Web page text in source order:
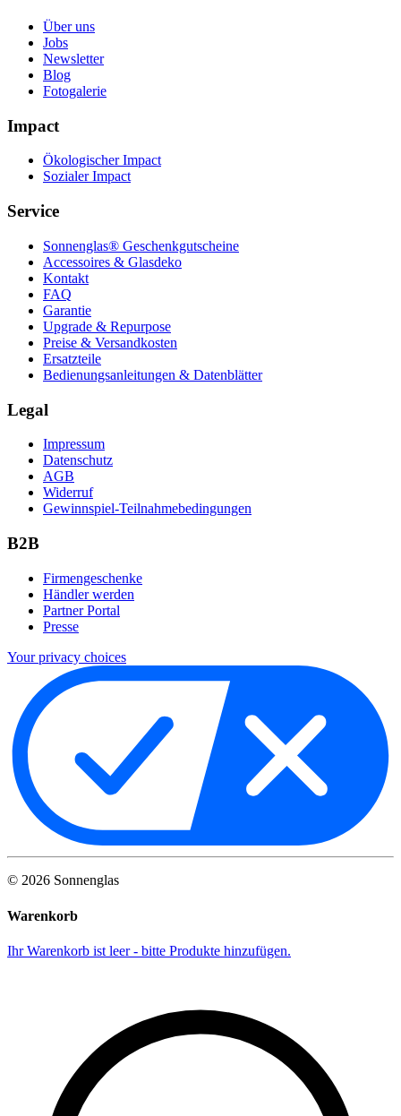
Über uns
Jobs
Newsletter
Blog
Fotogalerie
Impact
Ökologischer Impact
Sozialer Impact
Service
Sonnenglas® Geschenkgutscheine
Accessoires & Glasdeko
Kontakt
FAQ
Garantie
Upgrade & Repurpose
Preise & Versandkosten
Ersatzteile
Bedienungsanleitungen & Datenblätter
Legal
Impressum
Datenschutz
AGB
Widerruf
Gewinnspiel-Teilnahmebedingungen
B2B
Firmengeschenke
Händler werden
Partner Portal
Presse
Your privacy choices
© 2026 Sonnenglas
Warenkorb
Ihr Warenkorb ist leer - bitte Produkte hinzufügen.